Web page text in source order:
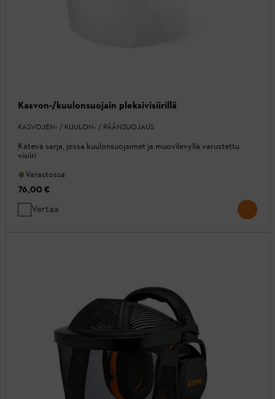
Kasvon-/kuulonsuojain pleksivisiirillä
KASVOJEN- / KUULON- / PÄÄNSUOJAUS
Kätevä sarja, jossa kuulonsuojaimet ja muovilevyllä varustettu
visiiri
Varastossa
76,00 €
Vertaa